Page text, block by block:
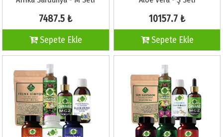
7487.5 ₺
Sepete Ekle
10157.7 ₺
Sepete Ekle